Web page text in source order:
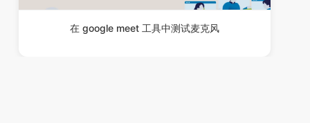
在 google meet 工具中测试麦克风